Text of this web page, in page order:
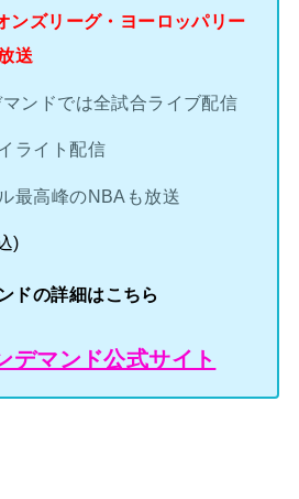
ンズリーグ・ヨーロッパリー
送
ンドでは全試合ライブ配信
ライト配信
最高峰のNBAも放送
)
ドの詳細はこちら
デマンド公式サイト